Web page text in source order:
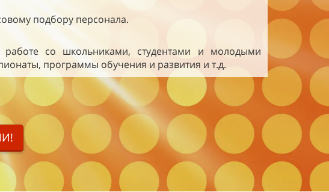
подбору персонала.
со школьниками, студентами и молодыми
программы обучения и развития и т.д.